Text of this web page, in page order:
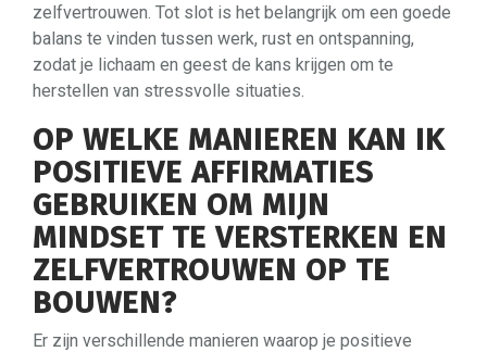
zelfvertrouwen. Tot slot is het belangrijk om een goede
balans te vinden tussen werk, rust en ontspanning,
zodat je lichaam en geest de kans krijgen om te
herstellen van stressvolle situaties.
OP WELKE MANIEREN KAN IK
POSITIEVE AFFIRMATIES
GEBRUIKEN OM MIJN
MINDSET TE VERSTERKEN EN
ZELFVERTROUWEN OP TE
BOUWEN?
Er zijn verschillende manieren waarop je positieve